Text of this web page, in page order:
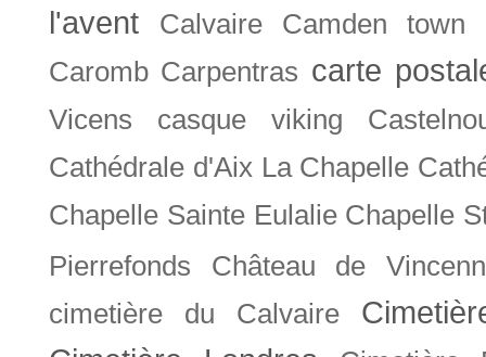
l'avent Calvaire Camden town
Caromb Carpentras carte
Vicens casque viking
Cathédrale d'Aix La Chapelle
Chapelle Sainte Eulalie Chapelle
Pierrefonds
Château de
cimetière du Calvaire